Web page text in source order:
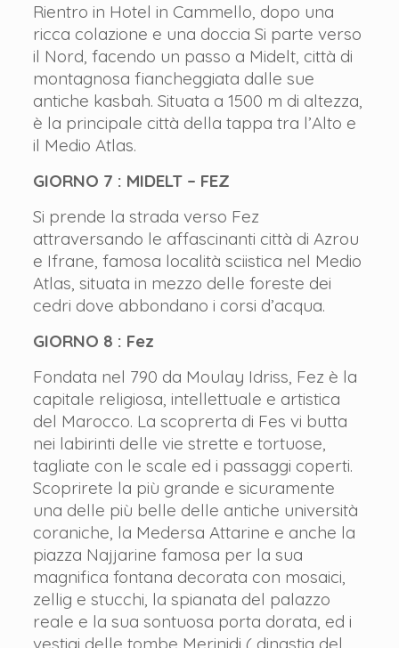
Rientro in Hotel in Cammello, dopo una
ricca colazione e una doccia Si parte verso
il Nord, facendo un passo a Midelt, città di
montagnosa fiancheggiata dalle sue
antiche kasbah. Situata a 1500 m di altezza,
è la principale città della tappa tra l’Alto e
il Medio Atlas.
GIORNO 7 : MIDELT – FEZ
Si prende la strada verso Fez
attraversando le affascinanti città di Azrou
e Ifrane, famosa località sciistica nel Medio
Atlas, situata in mezzo delle foreste dei
cedri dove abbondano i corsi d’acqua.
GIORNO 8 : Fez
Fondata nel 790 da Moulay Idriss, Fez è la
capitale religiosa, intellettuale e artistica
del Marocco. La scoprerta di Fes vi butta
nei labirinti delle vie strette e tortuose,
tagliate con le scale ed i passaggi coperti.
Scoprirete la più grande e sicuramente
una delle più belle delle antiche università
coraniche, la Medersa Attarine e anche la
piazza Najjarine famosa per la sua
magnifica fontana decorata con mosaici,
zellig e stucchi, la spianata del palazzo
reale e la sua sontuosa porta dorata, ed i